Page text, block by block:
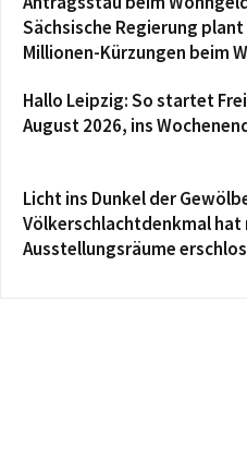
Sächsische Regierung
Millionen-Kürzungen beim
Hallo Leipzig: So startet
August 2026, ins
Licht ins Dunkel der
Völkerschlachtdenkmal hat
Ausstellungsräume